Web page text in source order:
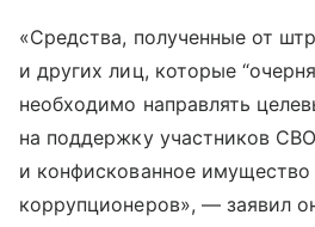
«Средства, полученные от
и других лиц, которые
необходимо направлять
на поддержку участников
и конфискованное имущество
коррупционеров», — заявил